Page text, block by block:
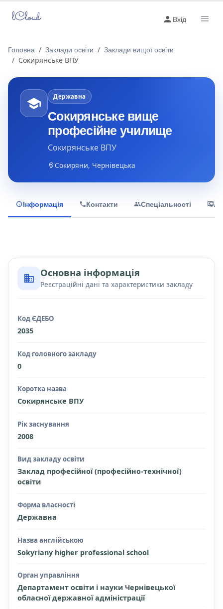
lCloud Вхід
Головна Заклади освіти Заклади вищої освіти
Сокирянське ВПУ
Державна
Сокирянське вище
професійне училище
Сокирянське ВПУ
Сокиряни, Чернівецька
Інформація Контакти Спеціальності
Основна інформація
Реєстраційні дані та характеристики закладу
Код ЄДЕБО
2035
Код головного закладу
0
Коротка назва
Сокирянське ВПУ
Рік заснування
2008
Вид закладу освіти
Заклад професійної (професійно-технічної)
освіти
Форма власності
Державна
Назва англійською
Sokyrіany higher professional school
Орган управління
Департамент освіти і науки Чернівецької
обласної державної адміністрації